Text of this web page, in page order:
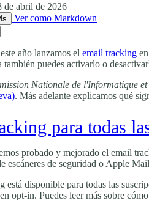
de abril de 2026
Ver como Markdown
año lanzamos el email tracking
también puedes activarlo o
Nationale de l'Informatique et
. Más adelante explicamos qué
para todas
probado y mejorado el email
escáneres de seguridad o Apple
está disponible para todas las
opt-in. Puedes leer más sobre